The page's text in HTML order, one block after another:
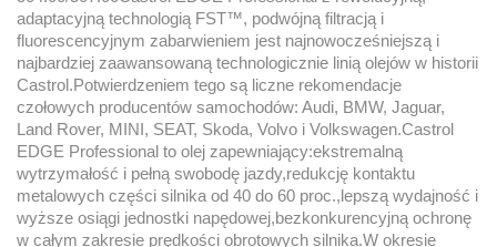
adaptacyjną technologią FST™, podwójną filtracją i
fluorescencyjnym zabarwieniem jest najnowocześniejszą i
najbardziej zaawansowaną technologicznie linią olejów w historii
Castrol.Potwierdzeniem tego są liczne rekomendacje
czołowych producentów samochodów: Audi, BMW, Jaguar,
Land Rover, MINI, SEAT, Skoda, Volvo i Volkswagen.Castrol
EDGE Professional to olej zapewniający:ekstremalną
wytrzymałość i pełną swobodę jazdy,redukcję kontaktu
metalowych części silnika od 40 do 60 proc.,lepszą wydajność i
wyższe osiągi jednostki napędowej,bezkonkurencyjną ochronę
w całym zakresie prędkości obrotowych silnika.W okresie